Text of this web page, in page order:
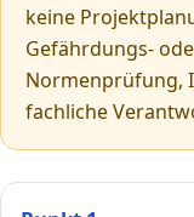
keine
Gefährdungs-
Normenprüfung,
fachliche